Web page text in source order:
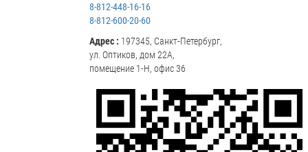
8-812-448-16-16
8-812-600-20-60
Адрес : 197345, Санкт-Петербург,
ул. Оптиков, дом 22А,
помещение 1-Н, офис 36